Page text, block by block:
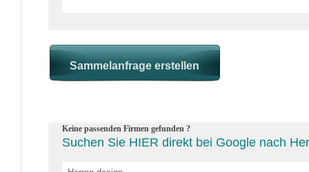
Keine passenden Firmen gefunden ?
Suchen Sie HIER direkt bei Google nach